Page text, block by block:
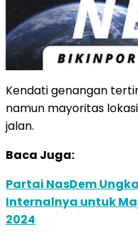
Kendati genangan
namun mayoritas
jalan.
Baca Juga:
Partai NasDem
Internalnya untuk
2024